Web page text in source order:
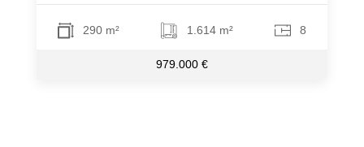
290 m² 1.614 m² 8
979.000 €